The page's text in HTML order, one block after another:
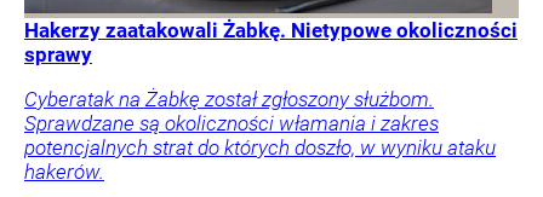
Hakerzy zaatakowali Żabkę. Nietypowe okoliczności
sprawy
Cyberatak na Żabkę został zgłoszony służbom.
Sprawdzane są okoliczności włamania i zakres
potencjalnych strat do których doszło, w wyniku ataku
hakerów.